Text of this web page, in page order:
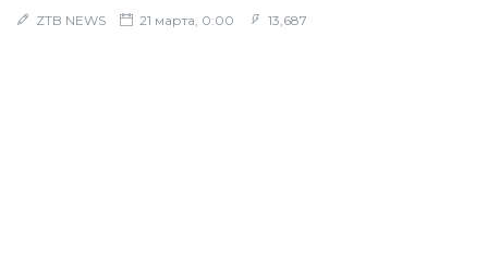
ZTB NEWS 21 марта, 0:00 13,687